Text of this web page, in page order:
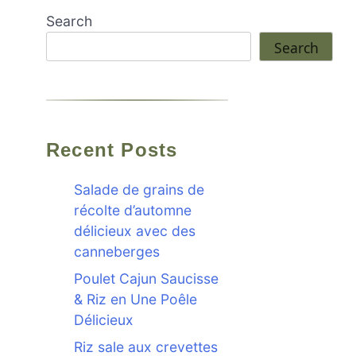
Search
Search
Recent Posts
Salade de grains de
récolte d’automne
délicieux avec des
canneberges
Poulet Cajun Saucisse
& Riz en Une Poêle
Délicieux
Riz sale aux crevettes